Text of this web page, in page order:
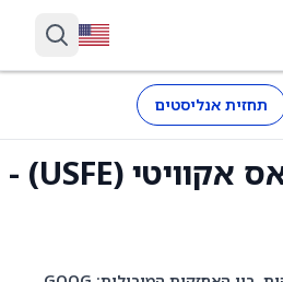
תחזית אנליסטים
פירסט איגל יו אס אקוויטי (USFE) -